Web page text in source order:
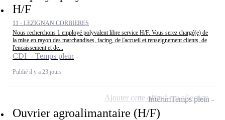
H/F
11 - LEZIGNAN CORBIERES
Nous recherchons 1 employé polyvalent libre service H/F. Vous serez chargé(e) de
la mise en rayon des marchandises, facing, de l'accueil et renseignement clients, de
l'encaissement et de...
CDI - Temps plein
Publié il y a 23 jours
Ouvrier agroalimantaire (H/F)
IntérimTemps plein
Ajouter cette offre à ma sélection